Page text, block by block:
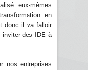
eux-mêmes
en
donc il va falloir
inviter des IDE à
nos entreprises